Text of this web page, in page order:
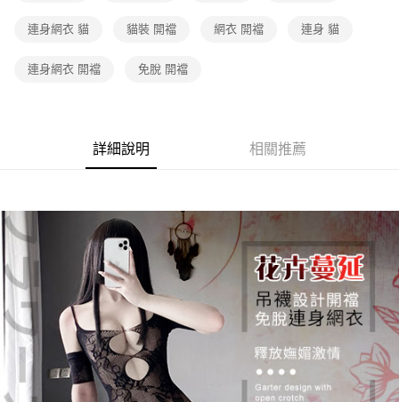
付款後7-11取貨
每筆NT$80，滿NT$600(含以上)免運費
連身網衣 貓 貓裝 開襠 網衣 開襠 連身 貓
連身網衣 開襠 免脫 開襠
詳細說明 相關推薦